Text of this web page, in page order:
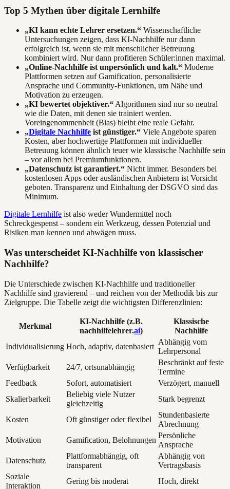
Top 5 Mythen über digitale Lernhilfe
„KI kann echte Lehrer ersetzen.“ Wissenschaftliche
Untersuchungen zeigen, dass KI-Nachhilfe nur dann
erfolgreich ist, wenn sie mit menschlicher Betreuung
kombiniert wird. Nur dann profitieren Schüler:innen maximal.
„Online-Nachhilfe ist unpersönlich und kalt.“ Moderne
Plattformen setzen auf Gamification, personalisierte
Ansprache und Community-Funktionen, um Nähe und
Motivation zu erzeugen.
„KI bewertet objektiver.“ Algorithmen sind nur so neutral
wie die Daten, mit denen sie trainiert werden.
Voreingenommenheit (Bias) bleibt eine reale Gefahr.
„Digitale Nachhilfe ist günstiger.“ Viele Angebote sparen
Kosten, aber hochwertige Plattformen mit individueller
Betreuung können ähnlich teuer wie klassische Nachhilfe sein
– vor allem bei Premiumfunktionen.
„Datenschutz ist garantiert.“ Nicht immer. Besonders bei
kostenlosen Apps oder ausländischen Anbietern ist Vorsicht
geboten. Transparenz und Einhaltung der DSGVO sind das
Minimum.
Digitale Lernhilfe ist also weder Wundermittel noch
Schreckgespenst – sondern ein Werkzeug, dessen Potenzial und
Risiken man kennen und abwägen muss.
Was unterscheidet KI-Nachhilfe von klassischer
Nachhilfe?
Die Unterschiede zwischen KI-Nachhilfe und traditioneller
Nachhilfe sind gravierend – und reichen von der Methodik bis zur
Zielgruppe. Die Tabelle zeigt die wichtigsten Differenzlinien:
Merkmal
KI-Nachhilfe (z.B.
nachhilfelehrer.ai)
Klassische
Nachhilfe
Individualisierung Hoch, adaptiv, datenbasiert
Abhängig vom
Lehrpersonal
Verfügbarkeit
24/7, ortsunabhängig
Beschränkt auf feste
Termine
Feedback
Sofort, automatisiert
Verzögert, manuell
Skalierbarkeit
Beliebig viele Nutzer
gleichzeitig
Stark begrenzt
Kosten Oft günstiger oder flexibel
Stundenbasierte
Abrechnung
Motivation
Gamification, Belohnungen
Persönliche
Ansprache
Datenschutz
Plattformabhängig, oft
transparent
Abhängig von
Vertragsbasis
Soziale
Interaktion
Gering bis moderat Hoch, direkt